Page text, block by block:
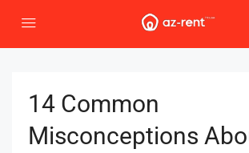
14 Common
Misconceptions